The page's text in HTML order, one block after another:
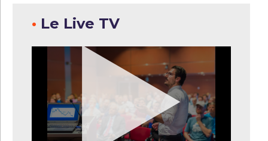
• Le Live TV